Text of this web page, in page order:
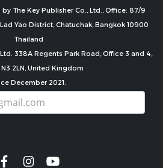
The Key Publisher Co., Ltd., Office: 87/9
Yao District, Chatuchak, Bangkok 10900
Thailand
338A Regents Park Road, Office 3 and 4,
2LN, United Kingdom
December 2021.